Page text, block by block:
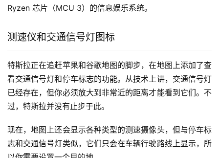
Ryzen 芯片（MCU 3）的信息娱乐系统。
测速仪和交通信号灯图标
特斯拉正在追赶苹果和谷歌地图的脚步，在地图上添加了查
看交通信号灯和停车标志的功能。从技术上讲，交通信号灯
已经存在，但你必须放大到非常近的距离才能看到它们。不
过，特斯拉并没有止步于此。
现在，地图上还会显示各种类型的测速摄像头，但与停车标
志和交通信号灯类似，它们只会在车辆行驶路线上显示，所